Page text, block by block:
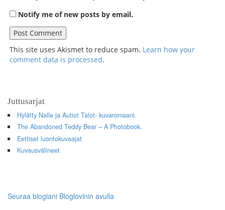
Notify me of new posts by email.
This site uses Akismet to reduce spam. Learn how your
comment data is processed.
Juttusarjat
Hylätty Nalle ja Autiot Talot- kuvaromaani.
The Abandoned Teddy Bear – A Photobook.
Eettiset luontokuvaajat
Kuvausvälineet
Seuraa blogiani Bloglovinin avulla